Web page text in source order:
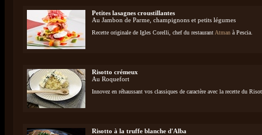
Petites lasagnes croustillantes
Au Jambon de Parme, champignons et petits légumes
Recette originale de Igles Corelli, chef du restaurant Atman à Pescia.
Risotto crémeux
Au Roquefort
Innovez en réhaussant vos classiques de caractère avec la recette du
Risotto à la truffe blanche d'Alba